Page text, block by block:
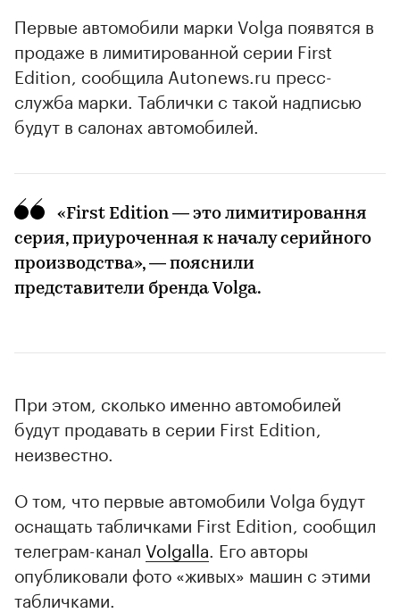
Первые автомобили марки Volga появятся в
продаже в лимитированной серии First
Edition, сообщила Autonews.ru пресс-
служба марки. Таблички с такой надписью
будут в салонах автомобилей.
«First Edition — это лимитировання
серия, приуроченная к началу серийного
производства», — пояснили
представители бренда Volga.
При этом, сколько именно автомобилей
будут продавать в серии First Edition,
неизвестно.
О том, что первые автомобили Volga будут
оснащать табличками First Edition, сообщил
телеграм-канал Volgalla . Его авторы
опубликовали фото «живых» машин с этими
табличками.